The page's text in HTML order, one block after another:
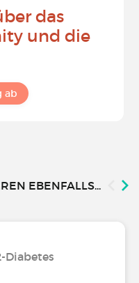
das
und die
ab
EBENFALLS...
Diabetes